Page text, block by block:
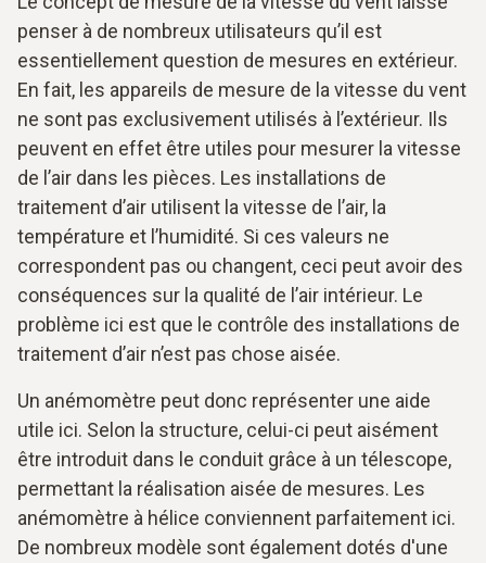
penser à de nombreux utilisateurs qu’il est
essentiellement question de mesures en extérieur.
En fait, les appareils de mesure de la vitesse du vent
ne sont pas exclusivement utilisés à l’extérieur. Ils
peuvent en effet être utiles pour mesurer la vitesse
de l’air dans les pièces. Les installations de
traitement d’air utilisent la vitesse de l’air, la
température et l’humidité. Si ces valeurs ne
correspondent pas ou changent, ceci peut avoir des
conséquences sur la qualité de l’air intérieur. Le
problème ici est que le contrôle des installations de
traitement d’air n’est pas chose aisée.
Un anémomètre peut donc représenter une aide
utile ici. Selon la structure, celui-ci peut aisément
être introduit dans le conduit grâce à un télescope,
permettant la réalisation aisée de mesures. Les
anémomètre à hélice conviennent parfaitement ici.
De nombreux modèle sont également dotés d'une